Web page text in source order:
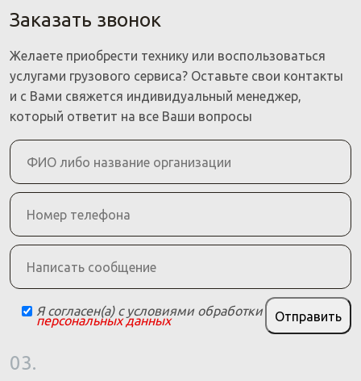
Заказать звонок
Желаете приобрести технику или воспользоваться
услугами грузового сервиса? Оставьте свои контакты
и с Вами свяжется индивидуальный менеджер,
который ответит на все Ваши вопросы
Я согласен(а) с условиями обработки
персональных данных Отправить
03.